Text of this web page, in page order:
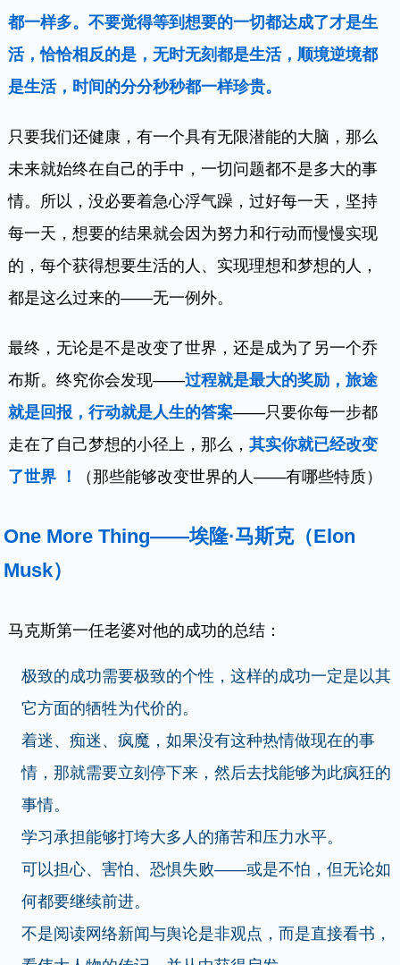
都一样多。不要觉得等到想要的一切都达成了才是生
活，恰恰相反的是，无时无刻都是生活，顺境逆境都
是生活，时间的分分秒秒都一样珍贵。
只要我们还健康，有一个具有无限潜能的大脑，那么
未来就始终在自己的手中，一切问题都不是多大的事
情。所以，没必要着急心浮气躁，过好每一天，坚持
每一天，想要的结果就会因为努力和行动而慢慢实现
的，每个获得想要生活的人、实现理想和梦想的人，
都是这么过来的——无一例外。
最终，无论是不是改变了世界，还是成为了另一个乔
布斯。终究你会发现——过程就是最大的奖励，旅途
就是回报，行动就是人生的答案——只要你每一步都
走在了自己梦想的小径上，那么，其实你就已经改变
了世界 ！
（那些能够改变世界的人——有哪些特质）
One More Thing——埃隆·马斯克（Elon
Musk）
马克斯第一任老婆对他的成功的总结：
极致的成功需要极致的个性，这样的成功一定是以其
它方面的牺牲为代价的。
着迷、痴迷、疯魔，如果没有这种热情做现在的事
情，那就需要立刻停下来，然后去找能够为此疯狂的
事情。
学习承担能够打垮大多人的痛苦和压力水平。
可以担心、害怕、恐惧失败——或是不怕，但无论如
何都要继续前进。
不是阅读网络新闻与舆论是非观点，而是直接看书，